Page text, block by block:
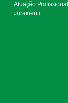
Atuação Profissional
Juramento